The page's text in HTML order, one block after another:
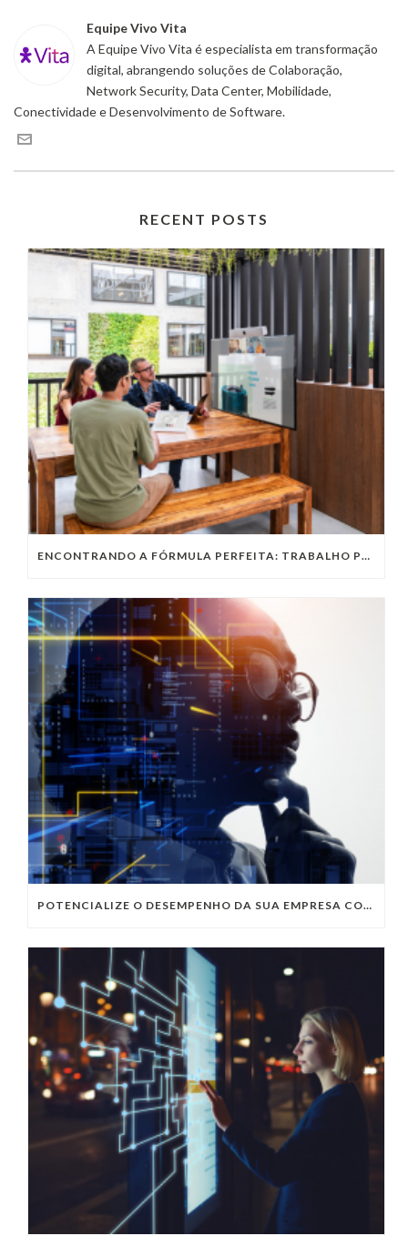
Equipe Vivo Vita
A Equipe Vivo Vita é especialista em transformação
digital, abrangendo soluções de Colaboração,
Network Security, Data Center, Mobilidade,
Conectividade e Desenvolvimento de Software.
RECENT POSTS
ENCONTRANDO A FÓRMULA PERFEITA: TRABALHO PRESENCIAL, HOME OFFICE OU TRABALHO HÍBRIDO?
POTENCIALIZE O DESEMPENHO DA SUA EMPRESA COM OS SERVIÇOS DE TI DA VIVO VITA